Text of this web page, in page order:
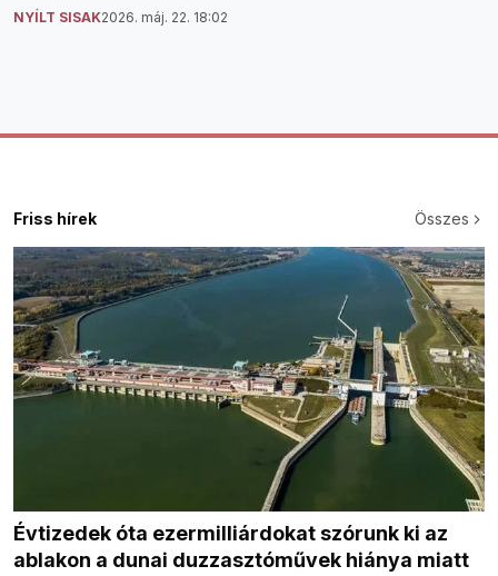
NYÍLT SISAK2026. máj. 22. 18:02
Friss hírek Összes
Évtizedek óta ezermilliárdokat szórunk ki az
ablakon a dunai duzzasztóművek hiánya miatt